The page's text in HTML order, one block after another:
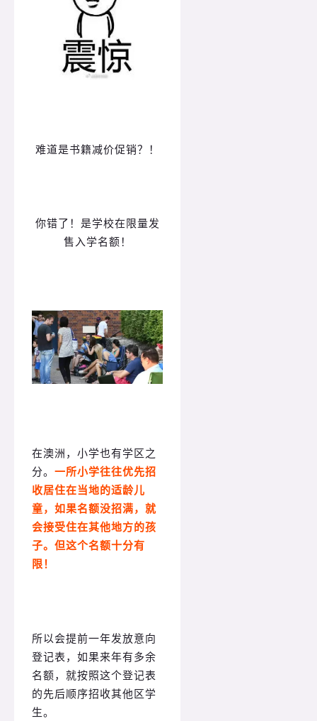
难道是书籍减价促销？！
你错了！是学校在限量发
售入学名额！
在澳洲，小学也有学区之
分。 一所小学往往优先招
收居住在当地的适龄儿
童，如果名额没招满，就
会接受住在其他地方的孩
子。但这个名额十分有
限！
所以会提前一年发放意向
登记表，如果来年有多余
名额，就按照这个登记表
的先后顺序招收其他区学
生。